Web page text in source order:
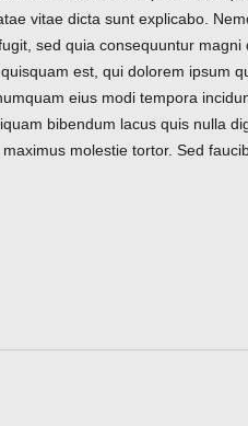
vitae dicta sunt explicabo.
sed quia consequuntur magni
est, qui dolorem ipsum
eius modi tempora
bibendum lacus quis nulla
molestie tortor. Sed